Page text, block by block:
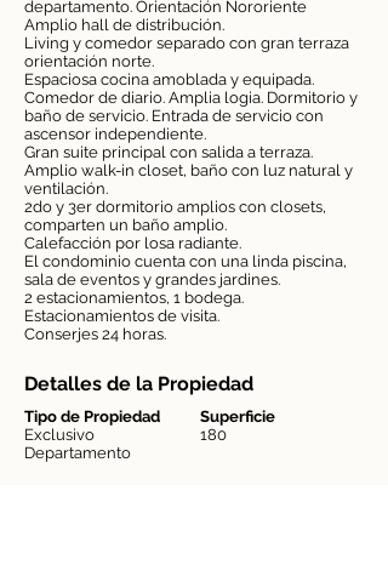
departamento. Orientación Nororiente
Amplio hall de distribución.
Living y comedor separado con gran terraza
orientación norte.
Espaciosa cocina amoblada y equipada.
Comedor de diario. Amplia logia. Dormitorio y
baño de servicio. Entrada de servicio con
ascensor independiente.
Gran suite principal con salida a terraza.
Amplio walk-in closet, baño con luz natural y
ventilación.
2do y 3er dormitorio amplios con closets,
comparten un baño amplio.
Calefacción por losa radiante.
El condominio cuenta con una linda piscina,
sala de eventos y grandes jardines.
2 estacionamientos, 1 bodega.
Estacionamientos de visita.
Conserjes 24 horas.
Detalles de la Propiedad
Tipo de Propiedad
Exclusivo
Departamento
Superficie
180